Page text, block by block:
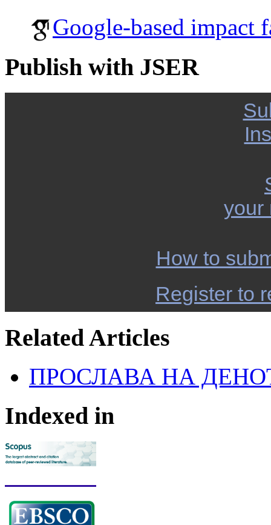
Google-based impact
Publish with JSER
your
How to
Register to
Related Articles
ПРОСЛАВА НА
Indexed in